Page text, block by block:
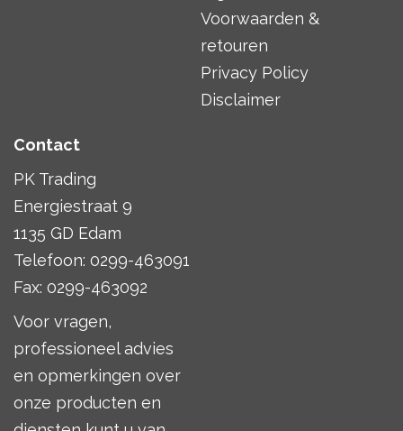
Voorwaarden &
retouren
Privacy Policy
Disclaimer
Contact
PK Trading
Energiestraat 9
1135 GD Edam
Telefoon: 0299-463091
Fax: 0299-463092
Voor vragen,
professioneel advies
en opmerkingen over
onze producten en